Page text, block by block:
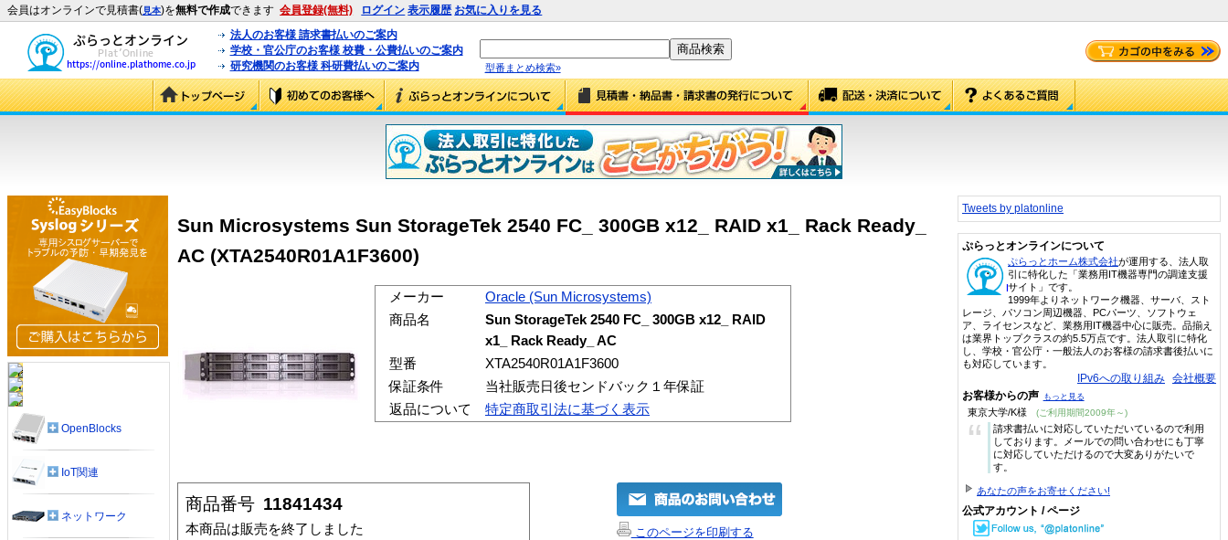
会員はオンラインで見積書(見本)を無料で作成できます 会員登録(無料) ログイン 表示履歴 お気に入りを見る
法人のお客様 請求書払いのご案内
学校・官公庁のお客様 校費・公費払いのご案内
研究機関のお客様 科研費払いのご案内
型番まとめ検索»
Sun Microsystems Sun StorageTek 2540 FC_ 300GB x12_ RAID x1_ Rack Ready_
AC (XTA2540R01A1F3600)
メーカー
Oracle (Sun Microsystems)
商品名
Sun StorageTek 2540 FC_ 300GB x12_ RAID
x1_ Rack Ready_ AC
型番
XTA2540R01A1F3600
保証条件
当社販売日後センドバック１年保証
返品について
特定商取引法に基づく表示
商品番号 11841434
本商品は販売を終了しました
このページを印刷する
OpenBlocks
IoT関連
ネットワーク
Tweets by platonline
ぷらっとオンラインについて
ぷらっとホーム株式会社が運用する、法人取
引に特化した「業務用IT機器専門の調達支援
サイト」です。
1999年よりネットワーク機器、サーバ、スト
レージ、パソコン周辺機器、PCパーツ、ソフトウェ
ア、ライセンスなど、業務用IT機器中心に販売。品揃え
は業界トップクラスの約5.5万点です。法人取引に特化
し、学校・官公庁・一般法人のお客様の請求書後払いに
も対応しています。
IPv6への取り組み 会社概要
お客様からの声 もっと見る
東京大学/K様 (ご利用期間2009年～)
“
請求書払いに対応していただいているので利用
しております。メールでの問い合わせにも丁寧
に対応していただけるので大変ありがたいで
す。
あなたの声をお寄せください!
公式アカウント / ページ